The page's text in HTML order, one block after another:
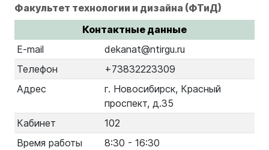
Факультет технологии и дизайна (ФТиД)
Контактные данные
E-mail
dekanat@ntirgu.ru
Телефон
+73832223309
Адрес
г. Новосибирск, Красный
проспект, д.35
Кабинет
102
Время работы
8:30 - 16:30